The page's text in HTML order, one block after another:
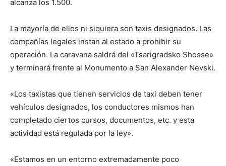
alcanza los 1.500.
La mayoría de ellos ni siquiera son taxis designados. Las
compañías legales instan al estado a prohibir su
operación. La caravana saldrá del «Tsarigradsko Shosse»
y terminará frente al Monumento a San Alexander Nevski.
«Los taxistas que tienen servicios de taxi deben tener
vehículos designados, los conductores mismos han
completado ciertos cursos, documentos, etc. y esta
actividad está regulada por la ley».
«Estamos en un entorno extremadamente poco